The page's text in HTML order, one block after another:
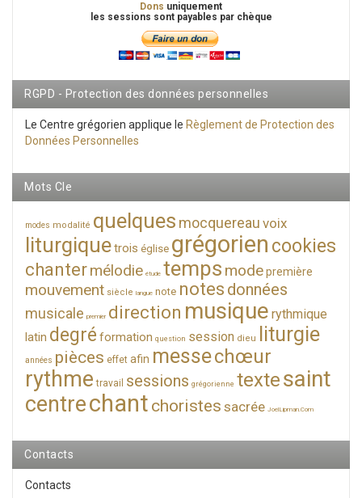
Dons uniquement
les sessions sont payables par chèque
RGPD - Protection des données personnelles
Le Centre grégorien applique le Règlement de Protection des
Données Personnelles
Mots Cle
modes modalité quelques mocquereau voix
liturgiquetrois église grégorien cookies
chantermélodie étude temps modepremière
mouvement siècle langue note notes données
musicale premier direction musique rythmique
latin degré formation question session dieu liturgie
années pièces effet afin messechœur
rythme travail sessions grégorienne textesaint
centrechant choristes sacrée JoelLipman.Com
Contacts
Contacts